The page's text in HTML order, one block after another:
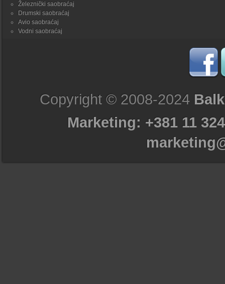
Železnički saobraćaj
Drumski saobraćaj
Avio saobraćaj
Vodni saobraćaj
Copyright © 2008-2024
Marketing: +381 11